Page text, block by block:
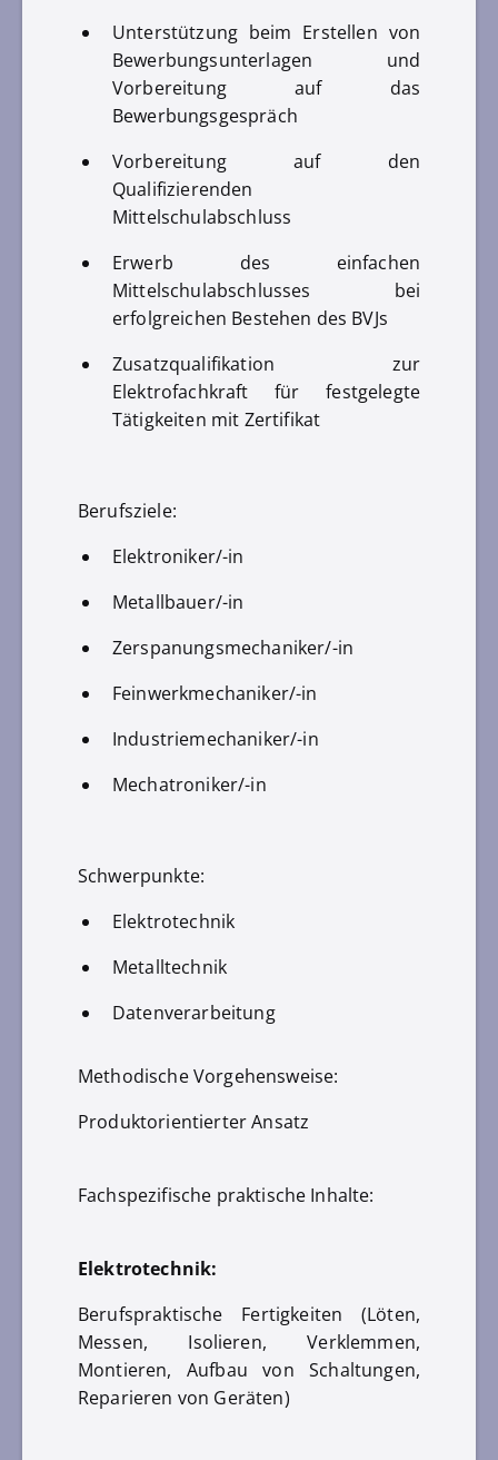
Unterstützung beim Erstellen von
Bewerbungsunterlagen und
Vorbereitung auf das
Bewerbungsgespräch
Vorbereitung auf den
Qualifizierenden
Mittelschulabschluss
Erwerb des einfachen
Mittelschulabschlusses bei
erfolgreichen Bestehen des BVJs
Zusatzqualifikation zur
Elektrofachkraft für festgelegte
Tätigkeiten mit Zertifikat
Berufsziele:
Elektroniker/-in
Metallbauer/-in
Zerspanungsmechaniker/-in
Feinwerkmechaniker/-in
Industriemechaniker/-in
Mechatroniker/-in
Schwerpunkte:
Elektrotechnik
Metalltechnik
Datenverarbeitung
Methodische Vorgehensweise:
Produktorientierter Ansatz
Fachspezifische praktische Inhalte:
Elektrotechnik:
Berufspraktische Fertigkeiten (Löten,
Messen, Isolieren, Verklemmen,
Montieren, Aufbau von Schaltungen,
Reparieren von Geräten)